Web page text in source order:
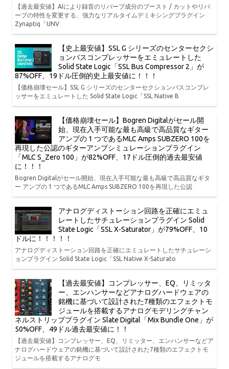
【過去最安値】AIにより録音のリバーブ成分のブースト / カットやリバ
ーブの特性を変更する、強力なリアルタイムデミキシングプラグイン
Zynaptiq「UNV
【史上最安値】SSL G シリーズのセンターセクシ
ョンバスコンプレッサーをエミュレートした
Solid State Logic「SSL Bus Compressor 2」が
87%OFF、19ドル圧倒的史上最安値に！！！
【価格崩壊セール】SSL G シリーズのセンターセクションバスコンプレ
ッサーをエミュレートした Solid State Logic「SSL Native B
【価格崩壊セール】Bogren Digitalがセール開
始、現在入手可能な最も高級で高品質なギター
アンプの 1 つであるMLC Amps SUBZERO 100を
再現した公認のギターアンプシミュレーションプラグイン
「MLC S_Zero 100」が82%OFF、17ドル圧倒的過去最安値
に！！！
Bogren Digitalがセール開始、現在入手可能な最も高級で高品質なギタ
ー アンプの 1 つであるMLC Amps SUBZERO 100を再現した公認
アナログディストーション回路を正確にエミュ
レートしたサチュレーションプラグイン Solid
State Logic「SSL X-Saturator」が79%OFF、10
ドルに！！！！！
アナログディストーション回路を正確にエミュレートしたサチュレーシ
ョンプラグイン Solid State Logic「SSL Native X-Saturato
【過去最安値】コンプレッサー、EQ、リミッタ
ー、エンハンサーなどアナログハードウェアの
銘機に基づいて設計された7種類のエフェクトモ
ジュールを搭載するアナログモデリングチャン
ネルストリッププラグイン Slate Digital「Mix Bundle One」が
50%OFF、49ドル過去最安値に！！
【過去最安値】コンプレッサー、EQ、リミッター、エンハンサーなどア
ナログハードウェアの銘機に基づいて設計された7種類のエフェクトモ
ジュールを搭載するアナログモ